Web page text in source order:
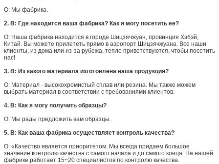
О: Мы фабрика.
2. В: Где находится ваша фабрика? Как я могу посетить ее?
О: Наша фабрика находится в городе Шицзячжуан, провинция Хэбэй,
Китай. Вы можете прилететь прямо в аэропорт Шицзячжуана. Все наши
клиенты, из дома или из-за рубежа, тепло приветствуются, чтобы посетить
нас!
3. В: Из какого материала изготовлена ваша продукция?
О: Материал - высокохромистый сплав или резина. Мы также можем
выбрать материал в соответствии с требованиями клиентов.
4. В: Как я могу получить образцы?
О: Мы рады предложить вам образцы.
5. В: Как ваша фабрика осуществляет контроль качества?
О: «Качество является приоритетом. Мы всегда придаем большое
значение контролю качества с самого начала и до самого конца. На нашей
фабрике работает 15~20 специалистов по контролю качества.